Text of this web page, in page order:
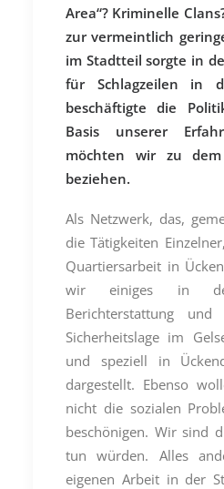
Area“? Kriminelle
zur vermeintlich
im Stadtteil sorgte in
für Schlagzeilen in
beschäftigte die
Basis unserer
möchten wir zu
beziehen.
Als Netzwerk, das,
die Tätigkeiten
Quartiersarbeit in
wir einiges in der
Berichterstattung und
Sicherheitslage im
und speziell in
dargestellt. Ebenso
nicht die sozialen
beschönigen. Wir sind
tun würden. Alles
eigenen Arbeit in der